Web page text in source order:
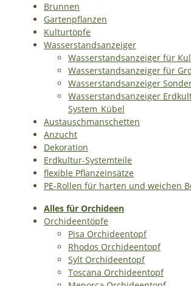
Brunnen
Gartenpflanzen
Kulturtöpfe
Wasserstandsanzeiger
Wasserstandsanzeiger für
Wasserstandsanzeiger für
Wasserstandsanzeiger
Wasserstandsanzeiger
System_Kübel
Austauschmanschetten
Anzucht
Dekoration
Erdkultur-Systemteile
flexible Pflanzeinsätze
PE-Rollen für harten und weichen
Alles für Orchideen
Orchideentöpfe
Pisa Orchideentopf
Rhodos Orchideentopf
Sylt Orchideentopf
Toscana Orchideentopf